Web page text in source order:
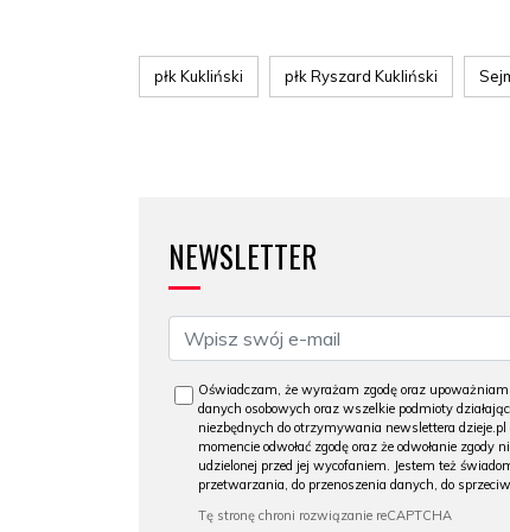
płk Kukliński płk Ryszard Kukliński
NEWSLETTER
Oświadczam, że wyrażam zgodę oraz
danych osobowych oraz wszelkie podmioty
niezbędnych do otrzymywania newslettera
momencie odwołać zgodę oraz że odwołanie
udzielonej przed jej wycofaniem. Jestem też
przetwarzania, do przenoszenia danych, do